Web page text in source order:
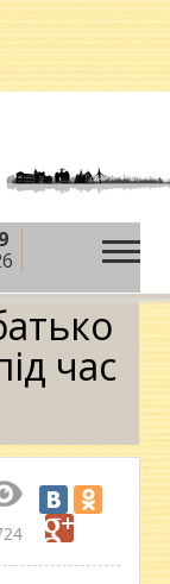
батько
час